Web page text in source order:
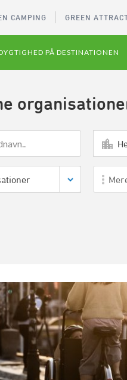
CAMPING GREEN
PÅ DESTINATIONEN